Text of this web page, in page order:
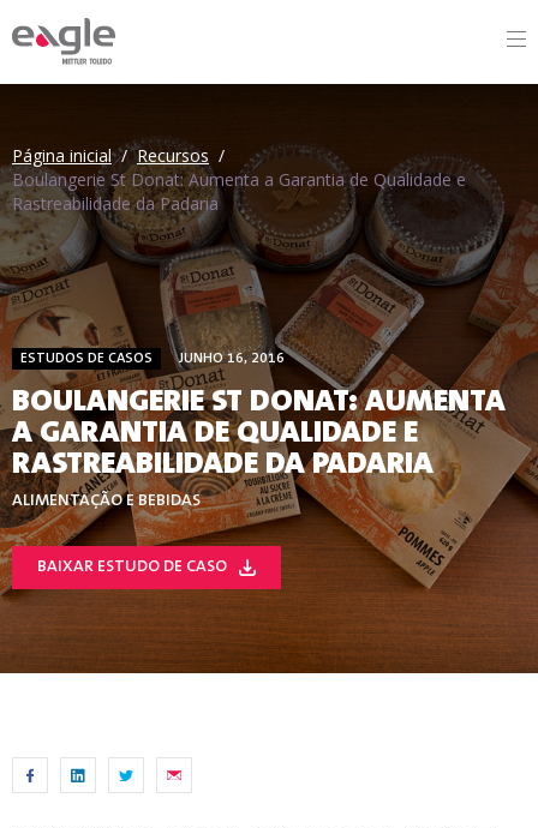
Página inicial / Recursos /
Boulangerie St Donat: Aumenta a Garantia de Qualidade e
Rastreabilidade da Padaria
ESTUDOS DE CASOS JUNHO 16, 2016
BOULANGERIE ST DONAT: AUMENTA
A GARANTIA DE QUALIDADE E
RASTREABILIDADE DA PADARIA
ALIMENTAÇÃO E BEBIDAS
BAIXAR ESTUDO DE CASO